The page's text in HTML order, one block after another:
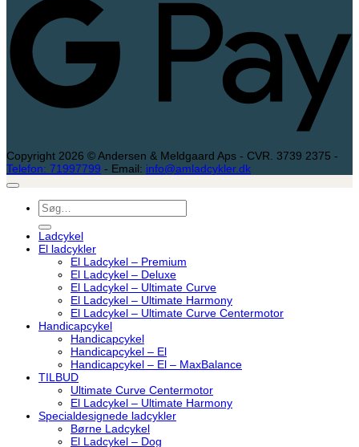
Copyright 2026 © Andersen & Meldgaard Aps - CVR. 3739 2375 -
Telefon: 71997799 - Email: info@amladcykler.dk
Søg
efter:
Ladcykel
El ladcykler
El Ladcykel – Premium
El Ladcykel – Deluxe
El Ladcykel – Ultimate Curve
El Ladcykel – Ultimate Harmony
El Ladcykel – Ultimate Curve Centermotor
Handicapcykel
Handicapcykel
Handicapcykel – El
Handicapcykel – El – MaxBalance
TILBUD
Ultimate Curve Centermotor
El Ladcykel – Ultimate Harmony
Specialdesignede ladcykler
Børne Ladcykel
El Ladcykel – Dog